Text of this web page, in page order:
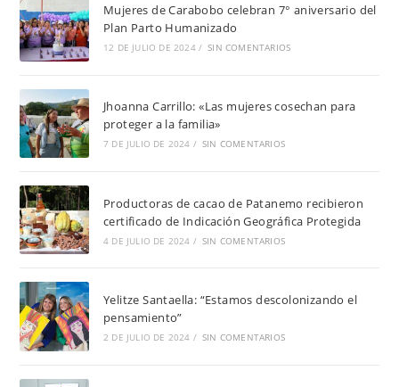
Mujeres de Carabobo celebran 7° aniversario del
Plan Parto Humanizado
12 DE JULIO DE 2024 / SIN COMENTARIOS
Jhoanna Carrillo: «Las mujeres cosechan para
proteger a la familia»
7 DE JULIO DE 2024 / SIN COMENTARIOS
Productoras de cacao de Patanemo recibieron
certificado de Indicación Geográfica Protegida
4 DE JULIO DE 2024 / SIN COMENTARIOS
Yelitze Santaella: “Estamos descolonizando el
pensamiento”
2 DE JULIO DE 2024 / SIN COMENTARIOS